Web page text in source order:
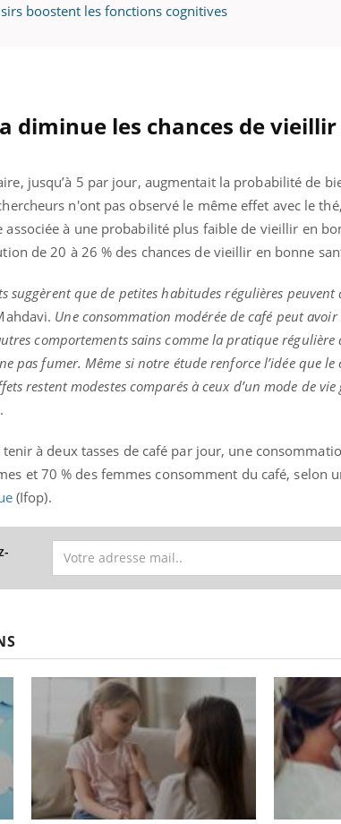
boostent les fonctions cognitives
diminue les chances de
jusqu’à 5 par jour, augmentait la probabilité de
n'ont pas observé le même effet avec le
à une probabilité plus faible de vieillir en
de 20 à 26 % des chances de vieillir en bonne
suggèrent que de petites habitudes régulières
Une consommation modérée de café peut avoir
comportements sains comme la pratique régulière
pas fumer. Même si notre étude renforce l’idée que
restent modestes comparés à ceux d’un mode de
tenir à deux tasses de café par jour, une
et 70 % des femmes consomment du café, selon
(Ifop).